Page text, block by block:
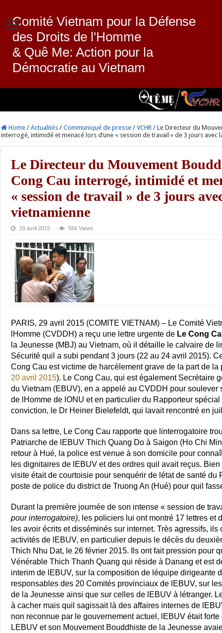
Comité Vietnam pour la Défense
des Droits de l'Homme
& Quê Me: Action pour la
Démocratie au Vietnam
Home / Actualités / Communiqué de presse / VCHR / Le Directeur du
interrogé, intimidé et menacé lors d’une « session de travail » de 3 jours avec
Le Directeur du Mouvement
Cong Cau interrogé, intimidé et
« session de travail » de 3 jours
vietnamienne
29 avril 2015 556 Views
PARIS, 29 avril 2015 (COMITE VIETNAM) – Le Comité
lHomme (CVDDH) a reçu une lettre urgente de Le Cong
la Jeunesse (MBJ) au Vietnam, où il détaille le calvaire de
Sécurité quil a subi pendant 3 jours (22 au 24 avril 2015).
Cong Cau est victime de harcèlement grave de la part de
20 avril 2015). Le Cong Cau, qui est également Secrétaire
du Vietnam (EBUV), en a appelé au CVDDH pour
de lHomme de lONU et en particulier du Rapporteur
conviction, le Dr Heiner Bielefeldt, qui lavait rencontré en
Dans sa lettre, Le Cong Cau rapporte que linterrogatoire
Patriarche de lEBUV Thich Quang Do à Saigon (Ho Chi
retour à Hué, la police est venue à son domicile pour
les dignitaires de lEBUV et des ordres quil avait reçus.
visite était de courtoisie pour senquérir de létat de santé
poste de police du district de Truong An (Hué) pour quil
Durant la première journée de son intense « session de
pour interrogatoire), les policiers lui ont montré 17 lettres et
les avoir écrits et disséminés sur internet. Très agressifs,
activités de lEBUV, en particulier depuis le décès du
Thich Nhu Dat, le 26 février 2015. Ils ont fait pression pour
Vénérable Thich Thanh Quang qui réside à Danang et est
interim de lEBUV, sur la composition de léquipe dirigeante
responsables des 20 Comités provinciaux de lEBUV, sur
de la Jeunesse ainsi que sur celles de lEBUV à létranger.
à cacher mais quil sagissait là des affaires internes de
non reconnue par le gouvernement actuel, lEBUV était
LEBUV et son Mouvement Bouddhiste de la Jeunesse